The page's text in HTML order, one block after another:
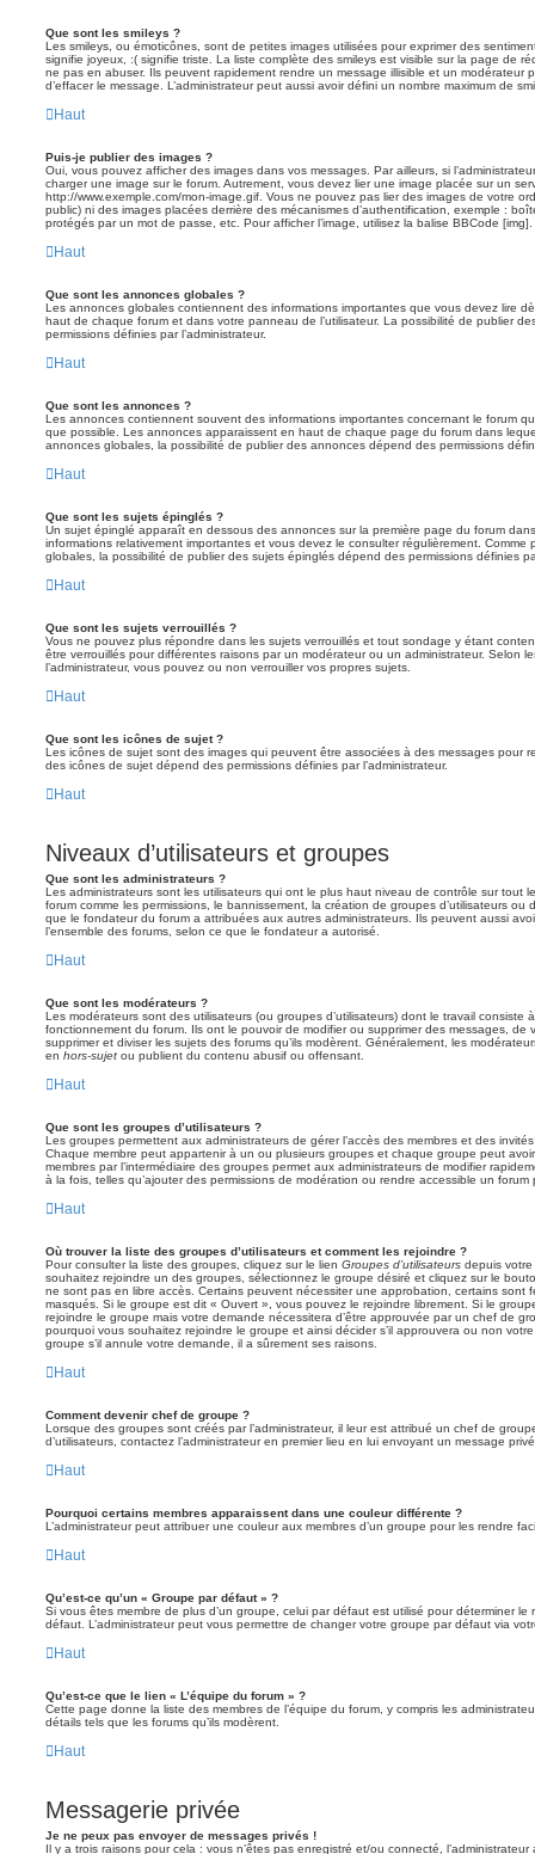
Que sont les smileys ?
Les smileys, ou émoticônes, sont de petites images utilisées pour exprimer des
signifie joyeux, :( signifie triste. La liste complète des smileys est visible sur la page de
ne pas en abuser. Ils peuvent rapidement rendre un message illisible et un modérateur
d’effacer le message. L’administrateur peut aussi avoir défini un nombre maximum de
Haut
Puis-je publier des images ?
Oui, vous pouvez afficher des images dans vos messages. Par ailleurs, si
charger une image sur le forum. Autrement, vous devez lier une image placée sur un
http://www.exemple.com/mon-image.gif. Vous ne pouvez pas lier des images de votre
public) ni des images placées derrière des mécanismes d’authentification, exemple :
protégés par un mot de passe, etc. Pour afficher l’image, utilisez la balise BBCode [img].
Haut
Que sont les annonces globales ?
Les annonces globales contiennent des informations importantes que vous devez lire
haut de chaque forum et dans votre panneau de l’utilisateur. La possibilité de publier
permissions définies par l’administrateur.
Haut
Que sont les annonces ?
Les annonces contiennent souvent des informations importantes concernant le forum
que possible. Les annonces apparaissent en haut de chaque page du forum dans
annonces globales, la possibilité de publier des annonces dépend des permissions
Haut
Que sont les sujets épinglés ?
Un sujet épinglé apparaît en dessous des annonces sur la première page du forum
informations relativement importantes et vous devez le consulter régulièrement.
globales, la possibilité de publier des sujets épinglés dépend des permissions définies
Haut
Que sont les sujets verrouillés ?
Vous ne pouvez plus répondre dans les sujets verrouillés et tout sondage y étant
être verrouillés pour différentes raisons par un modérateur ou un administrateur. Selon
l’administrateur, vous pouvez ou non verrouiller vos propres sujets.
Haut
Que sont les icônes de sujet ?
Les icônes de sujet sont des images qui peuvent être associées à des messages pour
des icônes de sujet dépend des permissions définies par l’administrateur.
Haut
Niveaux d’utilisateurs et groupes
Que sont les administrateurs ?
Les administrateurs sont les utilisateurs qui ont le plus haut niveau de contrôle sur tout
forum comme les permissions, le bannissement, la création de groupes d’utilisateurs ou
que le fondateur du forum a attribuées aux autres administrateurs. Ils peuvent aussi
l’ensemble des forums, selon ce que le fondateur a autorisé.
Haut
Que sont les modérateurs ?
Les modérateurs sont des utilisateurs (ou groupes d’utilisateurs) dont le travail consiste
fonctionnement du forum. Ils ont le pouvoir de modifier ou supprimer des messages, de
supprimer et diviser les sujets des forums qu’ils modèrent. Généralement, les
en hors-sujet ou publient du contenu abusif ou offensant.
Haut
Que sont les groupes d’utilisateurs ?
Les groupes permettent aux administrateurs de gérer l’accès des membres et des
Chaque membre peut appartenir à un ou plusieurs groupes et chaque groupe peut
membres par l’intermédiaire des groupes permet aux administrateurs de modifier
à la fois, telles qu’ajouter des permissions de modération ou rendre accessible un forum
Haut
Où trouver la liste des groupes d’utilisateurs et comment les rejoindre ?
Pour consulter la liste des groupes, cliquez sur le lien Groupes d’utilisateurs depuis votre
souhaitez rejoindre un des groupes, sélectionnez le groupe désiré et cliquez sur le
ne sont pas en libre accès. Certains peuvent nécessiter une approbation, certains sont
masqués. Si le groupe est dit « Ouvert », vous pouvez le rejoindre librement. Si le
rejoindre le groupe mais votre demande nécessitera d’être approuvée par un chef de
pourquoi vous souhaitez rejoindre le groupe et ainsi décider s’il approuvera ou non
groupe s’il annule votre demande, il a sûrement ses raisons.
Haut
Comment devenir chef de groupe ?
Lorsque des groupes sont créés par l’administrateur, il leur est attribué un chef de
d’utilisateurs, contactez l’administrateur en premier lieu en lui envoyant un message
Haut
Pourquoi certains membres apparaissent dans une couleur différente ?
L’administrateur peut attribuer une couleur aux membres d’un groupe pour les rendre
Haut
Qu’est-ce qu’un « Groupe par défaut » ?
Si vous êtes membre de plus d’un groupe, celui par défaut est utilisé pour déterminer
défaut. L’administrateur peut vous permettre de changer votre groupe par défaut via
Haut
Qu’est-ce que le lien « L’équipe du forum » ?
Cette page donne la liste des membres de l’équipe du forum, y compris les
détails tels que les forums qu’ils modèrent.
Haut
Messagerie privée
Je ne peux pas envoyer de messages privés !
Il y a trois raisons pour cela : vous n’êtes pas enregistré et/ou connecté,